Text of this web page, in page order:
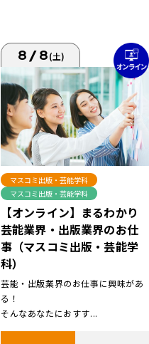
8/8(土)
マスコミ出版・芸能学科
マスコミ出版・芸能学科
【オンライン】まるわかり
芸能業界・出版業界のお仕
事（マスコミ出版・芸能学
科）
芸能・出版業界のお仕事に興味があ
る！
そんなあなたにおすす...